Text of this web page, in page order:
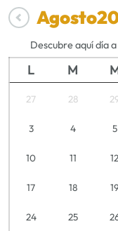
Agosto
Descubre aquí día
L M
27 28
3 4 5
10 11 12
17 18 19
24 25